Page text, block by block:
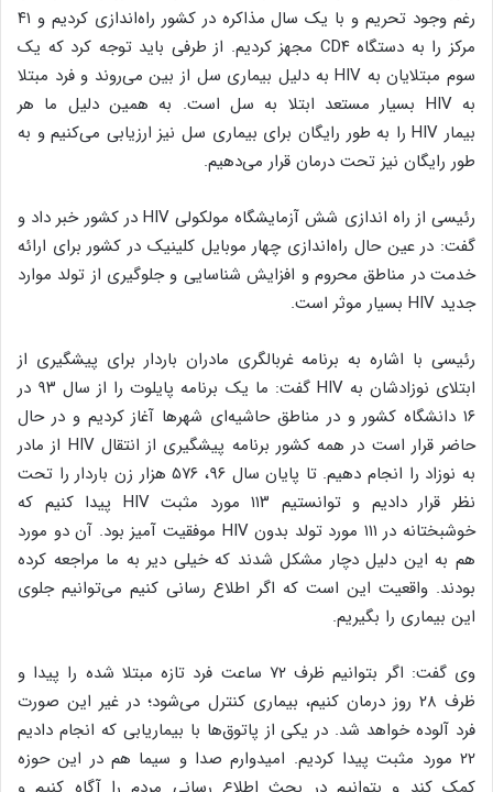
رغم وجود تحریم و با یک سال مذاکره در کشور راه‌اندازی کردیم و ۴۱
مرکز را به دستگاهCD۴ مجهز کردیم. از طرفی باید توجه کرد که یک
سوم مبتلایان به HIVبه دلیل بیماری سل از بین می‌روند و فرد مبتلا
بهHIV بسیار مستعد ابتلا به سل است. به همین دلیل ما هر
بیمار HIVرا به طور رایگان برای بیماری سل نیز ارزیابی می‌کنیم و به
طور رایگان نیز تحت درمان قرار می‌دهیم.
رئیسی از راه اندازی شش آزمایشگاه مولکولیHIV در کشور خبر داد و
گفت:‌ در عین حال راه‌اندازی چهار موبایل کلینیک در کشور برای ارائه
خدمت در مناطق محروم و افزایش شناسایی و جلوگیری از تولد موارد
جدید HIV بسیار موثر است.
رئیسی با اشاره به برنامه غربالگری مادران باردار برای پیشگیری از
ابتلای نوزادشان بهHIV
گفت: ما یک برنامه پایلوت را از سال ۹۳ در
۱۶ دانشگاه کشور و در مناطق حاشیه‌ای شهرها آغاز کردیم و در حال
حاضر قرار است در همه کشور برنامه پیشگیری از انتقالHIV از مادر
به نوزاد را انجام دهیم. تا پایان سال ۹۶، ۵۷۶ هزار زن باردار را تحت
نظر قرار دادیم و توانستیم ۱۱۳ مورد مثبت
HIV پیدا کنیم که
خوشبختانه در ۱۱۱ مورد تولد بدون
HIV موفقیت آمیز بود. آن دو مورد
هم به این دلیل دچار مشکل شدند که خیلی دیر به ما مراجعه کرده
بودند. واقعیت این است که اگر اطلاع رسانی کنیم می‌توانیم جلوی
این بیماری را بگیریم.
وی گفت: اگر بتوانیم ظرف ۷۲ ساعت فرد تازه مبتلا شده را پیدا و
ظرف ۲۸ روز درمان کنیم، بیماری کنترل می‌شود؛ در غیر این صورت
فرد آلوده خواهد شد. در یکی از پاتوق‌ها با بیماریابی که انجام دادیم
۲۲ مورد مثبت پیدا کردیم. امیدوارم صدا و سیما هم در این حوزه